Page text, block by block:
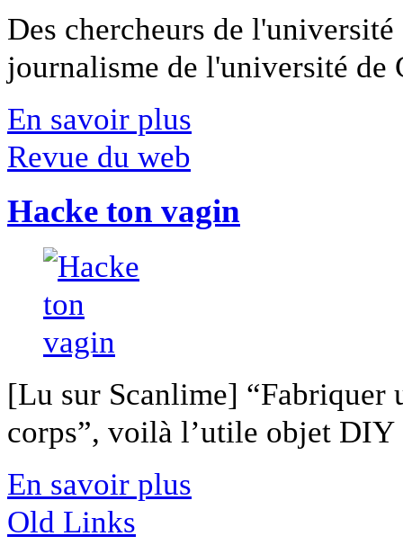
Des chercheurs de
journalisme de l'université
En savoir plus
Revue du web
Hacke ton vagin
[Lu sur Scanlime] “Fabriquer
corps”, voilà l’utile objet
En savoir plus
Old Links